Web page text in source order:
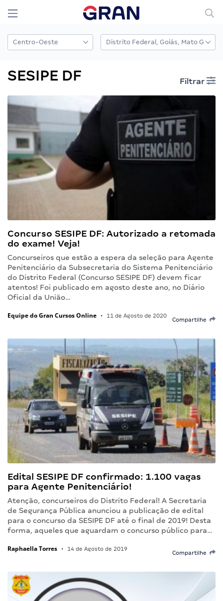
SESIPE DF Filtrar
Concurso SESIPE DF: Autorizado a retomada
do exame! Veja!
Concurseiros que estão a espera da seleção para Agente
Penitenciário da Subsecretaria do Sistema Penitenciário
do Distrito Federal (Concurso SESIPE DF) devem ficar
atentos! Foi publicado em agosto deste ano, no Diário
Oficial da União…
Equipe do Gran Cursos Online • 11 de Agosto de 2020
Compartilhe
Edital SESIPE DF confirmado: 1.100 vagas
para Agente Penitenciário!
Atenção, concurseiros do Distrito Federal! A Secretaria
de Segurança Pública anunciou a publicação de edital
para o concurso da SESIPE DF até o final de 2019! Desta
forma, aqueles que aguardam o concurso público para…
Raphaella Torres • 14 de Agosto de 2019
Compartilhe